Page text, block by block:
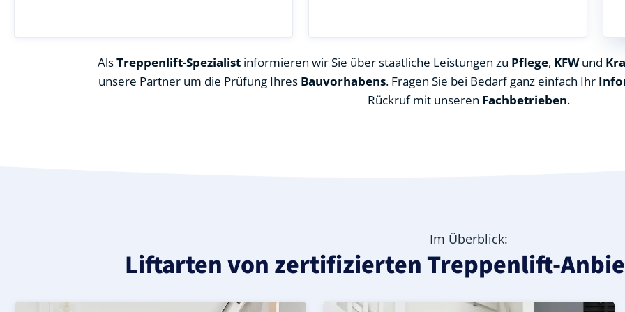
AlsTreppenlift-Spezialist informieren wir Sie über staatliche Leistungen zu Pflege, KFWund
unsere Partner um die Prüfung Ihres Bauvorhabens. Fragen Sie bei Bedarf ganz einfach Ihr
Rückruf mit unseren Fachbetrieben.
Im Überblick:
Liftarten von zertifizierten Treppenlift-